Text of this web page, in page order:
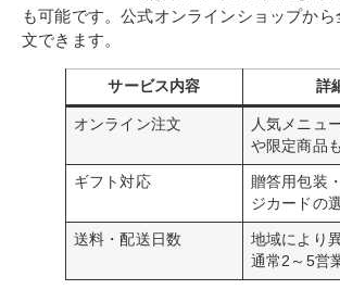
も可能です。公式オンラインショップか
文できます。
サービス内容 詳
オンライン注文
人気メニュ
や限定商品
ギフト対応
贈答用包装
ジカードの
送料・配送日数
地域により
通常2～5営